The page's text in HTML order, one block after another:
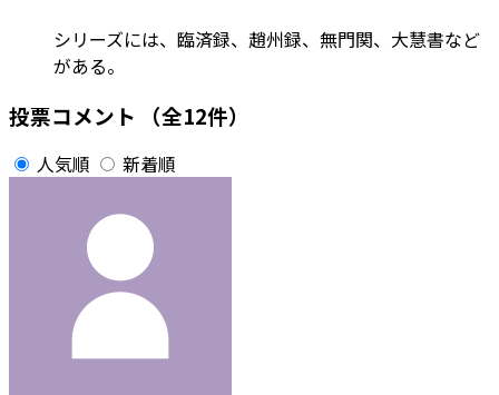
シリーズには、臨済録、趙州録、無門関、大慧書など
がある。
投票コメント （全12件）
人気順 新着順